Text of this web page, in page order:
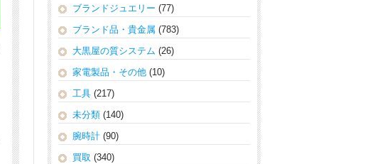
ブランドジュエリー (77)
ブランド品・貴金属 (783)
大黒屋の質システム (26)
家電製品・その他 (10)
工具 (217)
未分類 (140)
腕時計 (90)
買取 (340)